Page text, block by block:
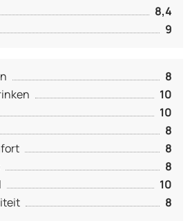
8,4
9
8
10
10
8
8
8
10
8